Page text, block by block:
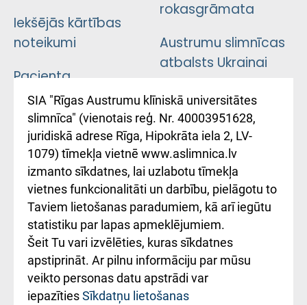
Iekšējās kārtības
noteikumi
Pacienta
atsauksmju/sūdzību
iesniegšanas
kārtība
Kā pie mums nokļūt
Rēķinu apmaksas
ceļvedis
Rekvizīti un
ārstniecības
iestādes kods
rokasgrāmata
Austrumu slimnīcas
atbalsts Ukrainai
Підтримка Східної
лікарні та співпраця з
Україною
SIA "Rīgas Austrumu klīniskā universitātes
slimnīca" (vienotais reģ. Nr. 40003951628,
juridiskā adrese Rīga, Hipokrāta iela 2, LV-
1079) tīmekļa vietnē www.aslimnica.lv
izmanto sīkdatnes, lai uzlabotu tīmekļa
vietnes funkcionalitāti un darbību, pielāgotu to
Taviem lietošanas paradumiem, kā arī iegūtu
statistiku par lapas apmeklējumiem.
Šeit Tu vari izvēlēties, kuras sīkdatnes
apstiprināt. Ar pilnu informāciju par mūsu
veikto personas datu apstrādi var
iepazītiesSīkdatņu lietošanas